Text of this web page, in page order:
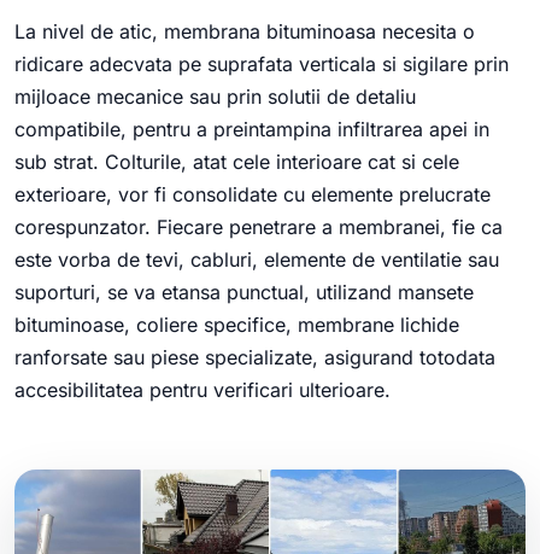
La nivel de atic, membrana bituminoasa necesita o
ridicare adecvata pe suprafata verticala si sigilare prin
mijloace mecanice sau prin solutii de detaliu
compatibile, pentru a preintampina infiltrarea apei in
sub strat. Colturile, atat cele interioare cat si cele
exterioare, vor fi consolidate cu elemente prelucrate
corespunzator. Fiecare penetrare a membranei, fie ca
este vorba de tevi, cabluri, elemente de ventilatie sau
suporturi, se va etansa punctual, utilizand mansete
bituminoase, coliere specifice, membrane lichide
ranforsate sau piese specializate, asigurand totodata
accesibilitatea pentru verificari ulterioare.